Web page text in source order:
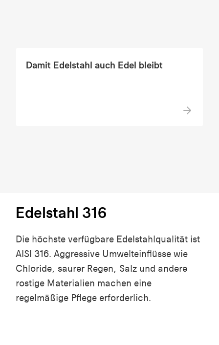
Damit Edelstahl auch Edel bleibt
Edelstahl 316
Die höchste verfügbare Edelstahlqualität ist
AISI 316. Aggressive Umwelteinflüsse wie
Chloride, saurer Regen, Salz und andere
rostige Materialien machen eine
regelmäßige Pflege erforderlich.